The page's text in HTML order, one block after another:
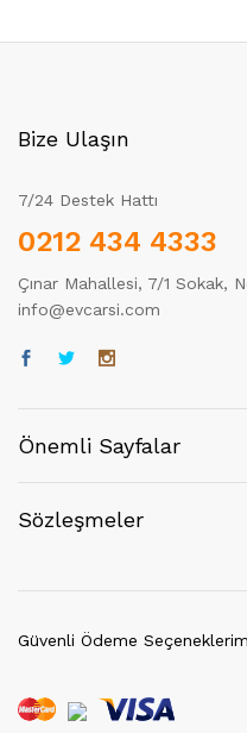
Bize Ulaşın
7/24 Destek Hattı
0212 434 4333
Çınar Mahallesi, 7/1 Sokak,
info@evcarsi.com
Önemli Sayfalar
Sözleşmeler
Güvenli Ödeme